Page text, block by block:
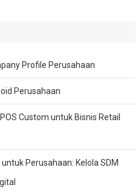
Profile Perusahaan
Perusahaan
Custom untuk Bisnis Retail
Perusahaan: Kelola SDM